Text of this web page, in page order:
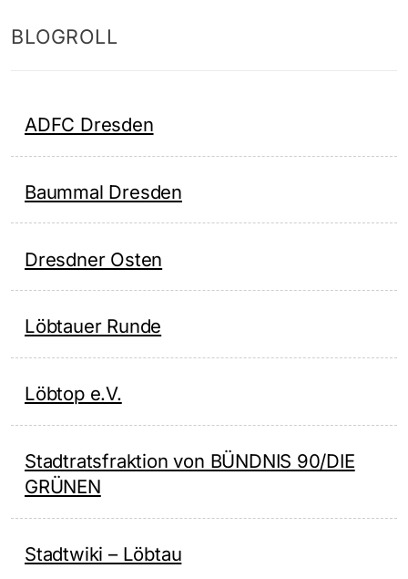
BLOGROLL
ADFC Dresden
Baummal Dresden
Dresdner Osten
Löbtauer Runde
Löbtop e.V.
Stadtratsfraktion von BÜNDNIS 90/DIE
GRÜNEN
Stadtwiki – Löbtau